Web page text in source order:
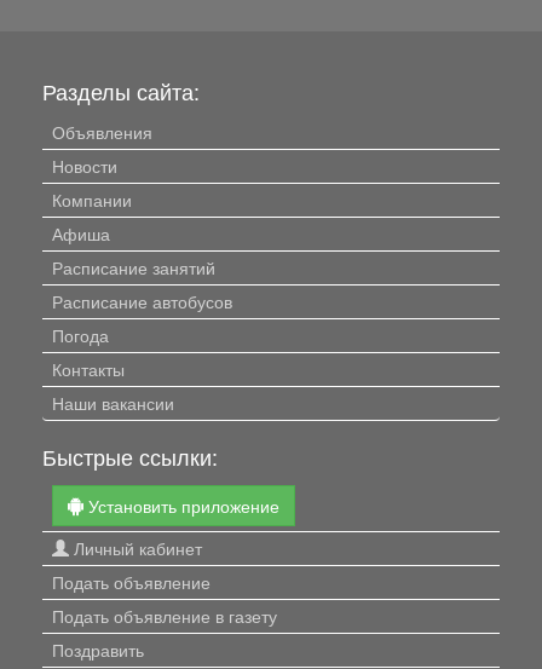
Разделы сайта:
Объявления
Новости
Компании
Афиша
Расписание занятий
Расписание автобусов
Погода
Контакты
Наши вакансии
Быстрые ссылки:
Установить приложение
Личный кабинет
Подать объявление
Подать объявление в газету
Поздравить